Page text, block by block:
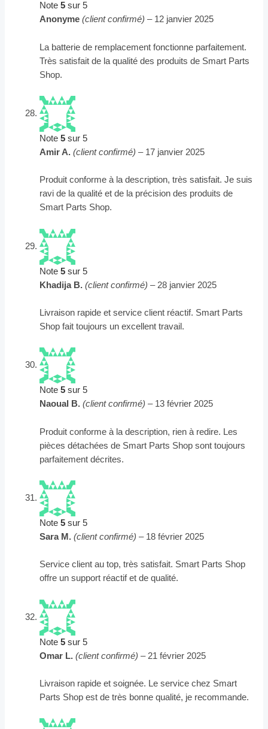
Note5 sur 5
Anonyme(client confirmé) – 12 janvier 2025
La batterie de remplacement fonctionne parfaitement.
Très satisfait de la qualité des produits de Smart Parts
Shop.
Note5 sur 5
Amir A.(client confirmé) – 17 janvier 2025
Produit conforme à la description, très satisfait. Je suis
ravi de la qualité et de la précision des produits de
Smart Parts Shop.
Note5 sur 5
Khadija B.(client confirmé) – 28 janvier 2025
Livraison rapide et service client réactif. Smart Parts
Shop fait toujours un excellent travail.
Note5 sur 5
Naoual B.(client confirmé) – 13 février 2025
Produit conforme à la description, rien à redire. Les
pièces détachées de Smart Parts Shop sont toujours
parfaitement décrites.
Note5 sur 5
Sara M.(client confirmé) – 18 février 2025
Service client au top, très satisfait. Smart Parts Shop
offre un support réactif et de qualité.
Note5 sur 5
Omar L.(client confirmé) – 21 février 2025
Livraison rapide et soignée. Le service chez Smart
Parts Shop est de très bonne qualité, je recommande.